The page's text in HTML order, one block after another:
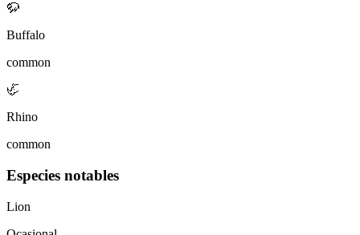
🦬
Buffalo
common
🦏
Rhino
common
Especies notables
Lion